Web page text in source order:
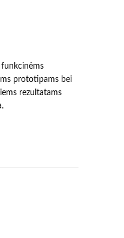
prototipams bei
rezultatams